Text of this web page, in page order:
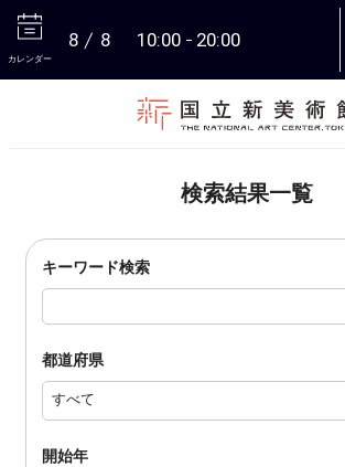
カレンダー
8 8 10:00 20:00
検索結果一覧
キーワード検索
都道府県
開始年